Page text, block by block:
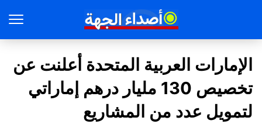
الإمارات العربية المتحدة أعلنت عن
تخصيص 130 مليار درهم إماراتي
لتمويل عدد من المشاريع